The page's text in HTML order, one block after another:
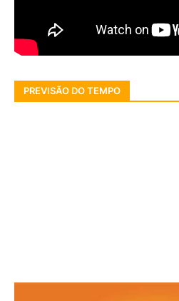
PREVISÃO DO TEMPO